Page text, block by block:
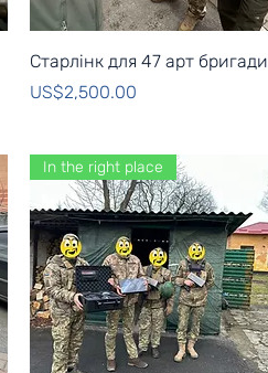
Quick View
Старлінк для 47 арт бригади
Price
US$2,500.00
In the right place